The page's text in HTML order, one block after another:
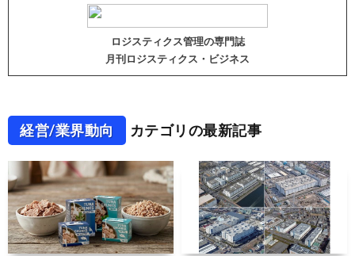
ロジスティクス管理の専門誌
月刊ロジスティクス・ビジネス
経営/業界動向 カテゴリの最新記事